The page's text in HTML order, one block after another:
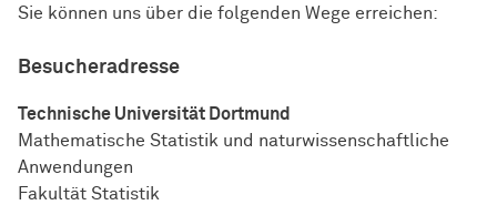
Sie können uns über die folgenden Wege erreichen:
Besucheradresse
Technische Universität Dortmund
Mathematische Statistik und naturwissenschaftliche
Anwendungen
Fakultät Statistik